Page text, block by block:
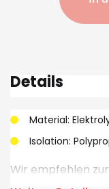
Details
Material:
Isolation:
Wir empfehlen
die Verwendung